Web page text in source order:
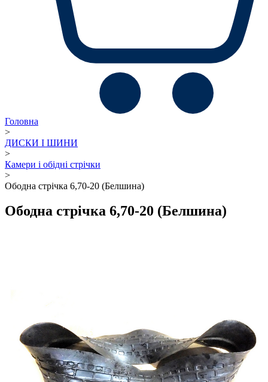
Головна
>
ДИСКИ І ШИНИ
>
Камери і обідні стрічки
>
Ободна стрічка 6,70-20 (Белшина)
Ободна стрічка 6,70-20 (Белшина)